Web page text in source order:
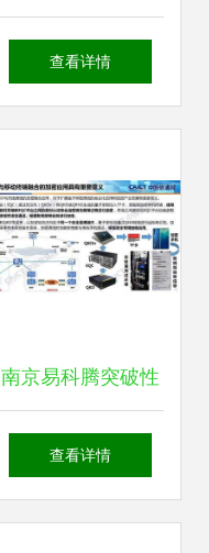
十大网游概念股与
度融合
查看详情
南京易科腾突破性
完成量子密钥分发
查看详情